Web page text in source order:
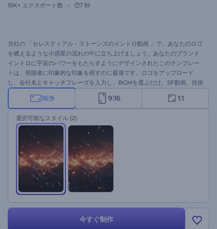
15K+ エクスポート数 7 秒
当社の 「セレスティアル・ストーンズのイントロ動画 」で、あなたのロゴ
を燃えるような小惑星の流れの中に立ち上げましょう。あなたのブランド
イントロに宇宙のパワーをもたらすようにデザインされたこのテンプレー
トは、視聴者に印象的な印象を残すのに最適です。ロゴをアップロード
し、会社名とキャッチフレーズを入力し、BGMを選ぶだけ。SF動画、技術
紹介、壮大なプレゼンテーション、その他宇宙をテーマにしたプロジェク
トに最適です。今すぐお試しください！
16:9 9:16 1:1
選択可能なスタイル (2)
今すぐ制作